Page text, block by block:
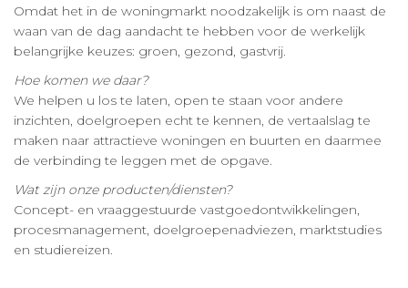
Omdat het in de woningmarkt noodzakelijk is om naast de
waan van de dag aandacht te hebben voor de werkelijk
belangrijke keuzes: groen, gezond, gastvrij.
Hoe komen we daar?
We helpen u los te laten, open te staan voor andere
inzichten, doelgroepen echt te kennen, de vertaalslag te
maken naar attractieve woningen en buurten en daarmee
de verbinding te leggen met de opgave.
Wat zijn onze producten/diensten?
Concept- en vraaggestuurde vastgoedontwikkelingen,
procesmanagement, doelgroepenadviezen, marktstudies
en studiereizen.